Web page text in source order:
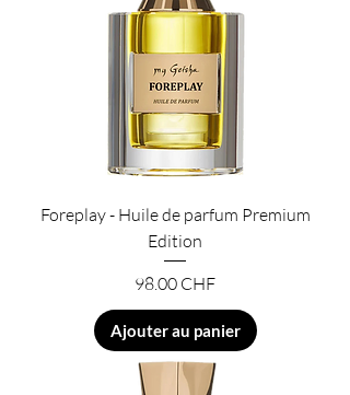
Foreplay - Huile de parfum Premium
Edition
Prix
98.00 CHF
Ajouter au panier